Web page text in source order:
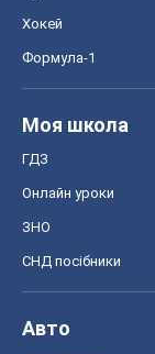
Хокей
Формула-1
Моя школа
ГДЗ
Онлайн уроки
ЗНО
СНД посібники
Авто